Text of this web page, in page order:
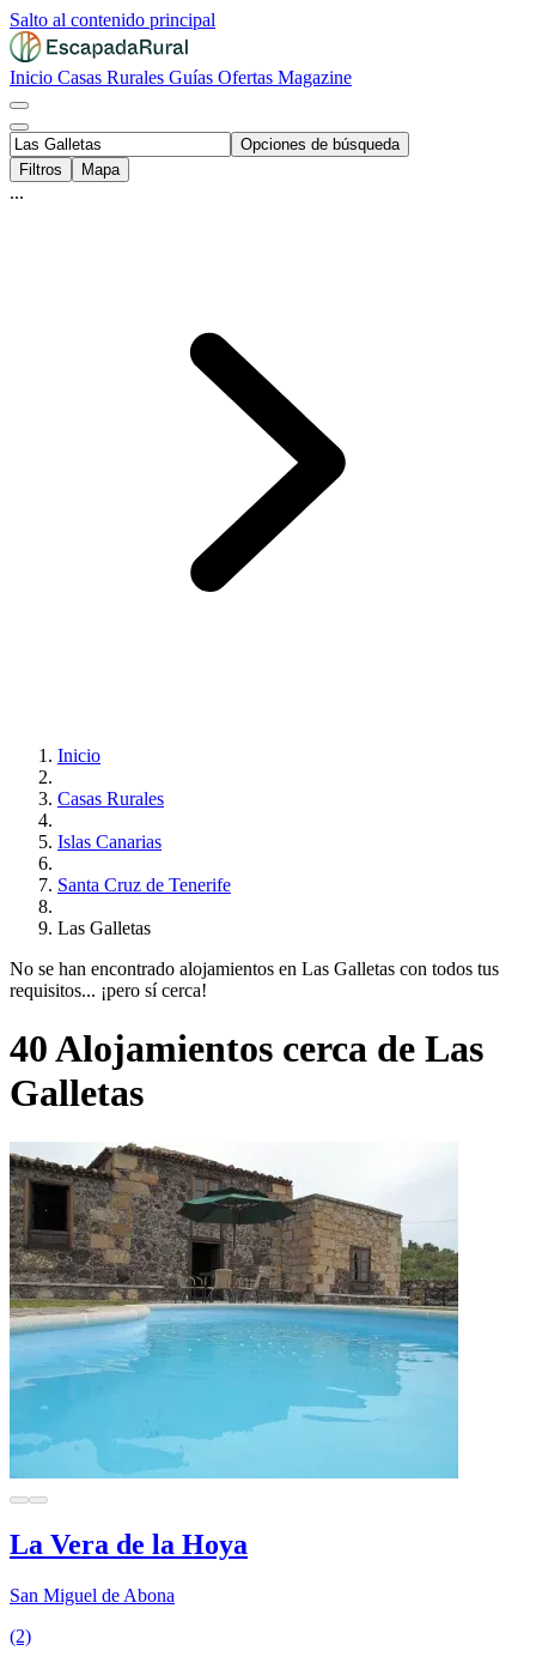
Salto al contenido principal
Inicio Casas Rurales Guías Ofertas Magazine
Opciones de búsqueda
Filtros
Mapa
...
Inicio
Casas Rurales
Islas Canarias
Santa Cruz de Tenerife
Las Galletas
No se han encontrado alojamientos en Las Galletas con todos tus
requisitos... ¡pero sí cerca!
40 Alojamientos cerca de Las
Galletas
La Vera de la Hoya
San Miguel de Abona
(2)